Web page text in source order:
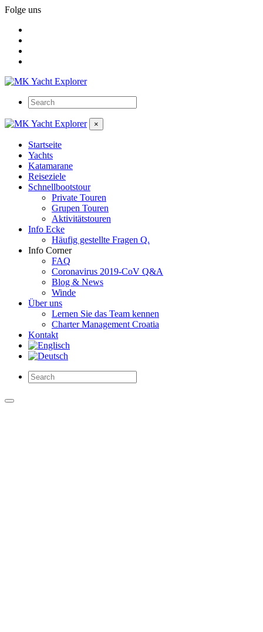
Folge uns
×
Startseite
Yachts
Katamarane
Reiseziele
Schnellbootstour
Private Touren
Grupen Touren
Aktivitätstouren
Info Ecke
Häufig gestellte Fragen Q.
Info Corner
FAQ
Coronavirus 2019-CoV Q&A
Blog & News
Winde
Über uns
Lernen Sie das Team kennen
Charter Management Croatia
Kontakt